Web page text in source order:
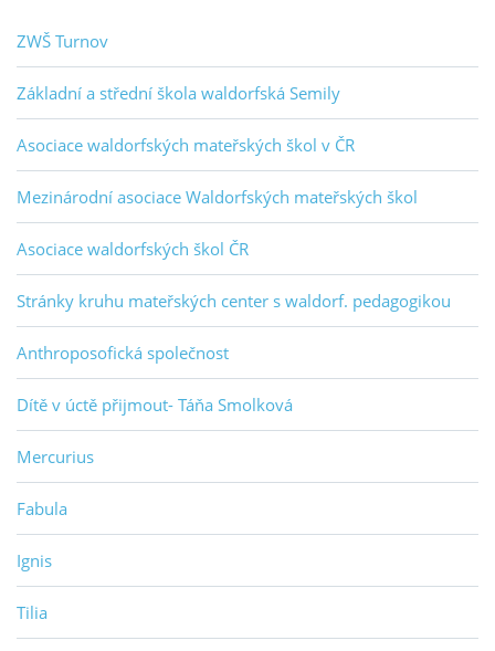
ZWŠ Turnov
Základní a střední škola waldorfská Semily
Asociace waldorfských mateřských škol v ČR
Mezinárodní asociace Waldorfských mateřských škol
Asociace waldorfských škol ČR
Stránky kruhu mateřských center s waldorf. pedagogikou
Anthroposofická společnost
Dítě v úctě přijmout- Táňa Smolková
Mercurius
Fabula
Ignis
Tilia